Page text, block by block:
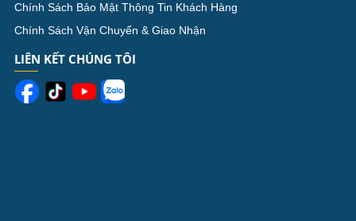
Chính Sách Bảo Mật Thông Tin Khách Hàng
Chính Sách Vận Chuyển & Giao Nhận
LIÊN KẾT CHÚNG TÔI